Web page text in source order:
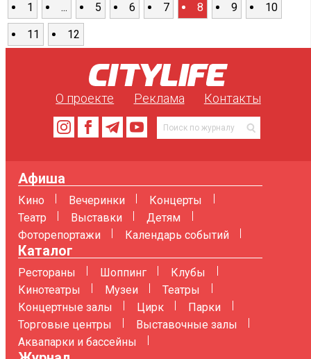
1 ... 5 6 7 8 9 10
11 12
О проекте Реклама Контакты
Афиша
Кино Вечеринки
Концерты
Театр
Выставки
Детям
Фоторепортажи
Календарь событий
Каталог
Рестораны Шоппинг
Клубы
Кинотеатры
Музеи
Театры
Концертные залы
Цирк
Парки
Торговые центры
Выставочные залы
Аквапарки и бассейны